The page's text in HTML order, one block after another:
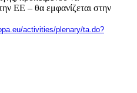
ΕΕ – θα εμφανίζεται στην
activities/plenary/ta.do?